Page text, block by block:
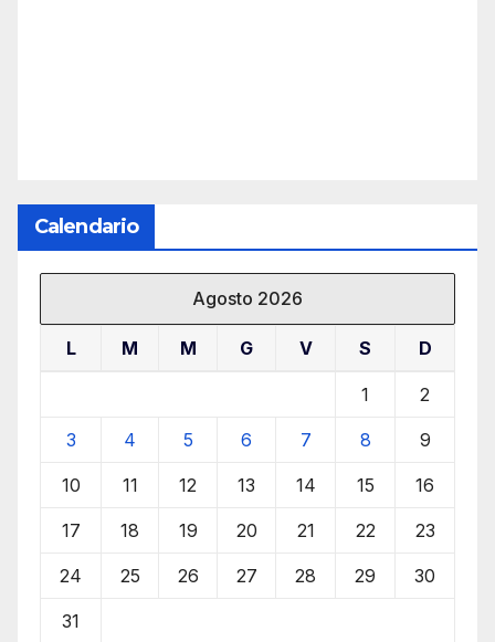
Calendario
Agosto 2026
L M M G V S D
1 2
3 4 5 6 7 8 9
10 11 12 13 14 15 16
17 18 19 20 21 22 23
24 25 26 27 28 29 30
31